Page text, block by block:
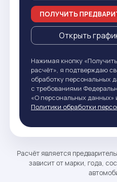
ПОЛУЧИТЬ
Открыть
Нажимая кнопку
расчёт», я подтверждаю
обработку персональных
с требованиями
«О персональных данных»
Политики обработки
Расчёт является
зависит от марки, года,